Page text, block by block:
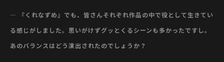
— 『くれなずめ』でも、皆さんそれぞれ作品の中で役として生きてい
る感じがしました。思いがけずグッとくるシーンも多かったですし。
あのバランスはどう演出されたのでしょうか？